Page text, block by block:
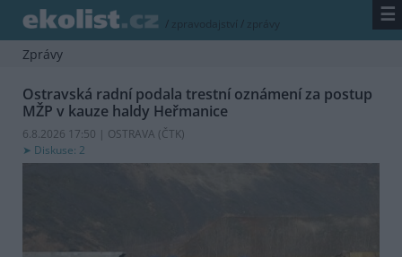
/ zpravodajství / zprávy ☰
Zprávy
Ostravská radní podala trestní oznámení za postup
MŽP v kauze haldy Heřmanice
6.8.2026 17:50 | OSTRAVA (ČTK)
Diskuse: 2